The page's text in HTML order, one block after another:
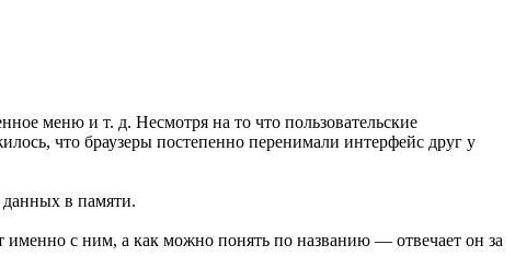
меню и т. д. Несмотря на то что пользовательские
что браузеры постепенно перенимали интерфейс друг у
данных в памяти.
именно с ним, а как можно понять по названию — отвечает он за